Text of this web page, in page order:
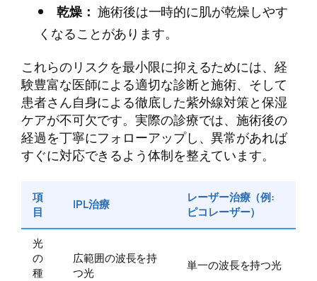
乾燥： 施術後は一時的に肌が乾燥しやす
くなることがあります。
これらのリスクを最小限に抑えるためには、経
験豊富な医師による適切な診断と施術、そして
患者さん自身による徹底した紫外線対策と保湿
ケアが不可欠です。実際の診療では、施術後の
経過を丁寧にフォローアップし、異常があれば
すぐに対応できるよう体制を整えています。
項
目
IPL治療
レーザー治療（例:
ピコレーザー）
光
の
種
広範囲の波長を持
つ光
単一の波長を持つ光